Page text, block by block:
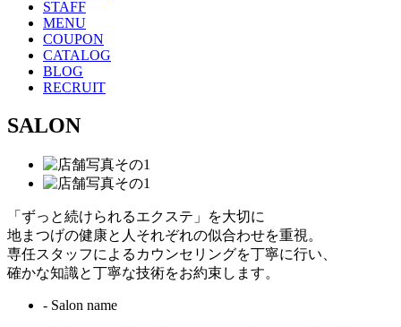
STAFF
MENU
COUPON
CATALOG
BLOG
RECRUIT
SALON
「ずっと続けられるエクステ」を大切に
地まつげの健康と人それぞれの似合わせを重視。
専任スタッフによるカウンセリングを丁寧に行い、
確かな知識と丁寧な技術をお約束します。
- Salon name